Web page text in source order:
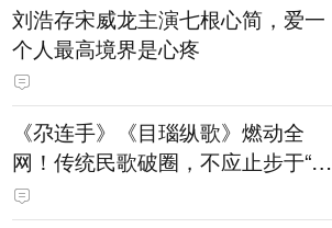
刘浩存宋威龙主演七根心简，爱一
个人最高境界是心疼
《尕连手》《目瑙纵歌》燃动全
网！传统民歌破圈，不应止步于“上
头”